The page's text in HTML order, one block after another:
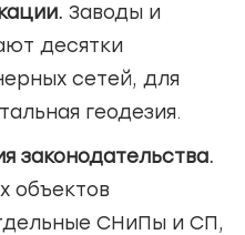
Заводы и
десятки
сетей, для
геодезия.
законодательства.
объектов
СНиПы и СП,